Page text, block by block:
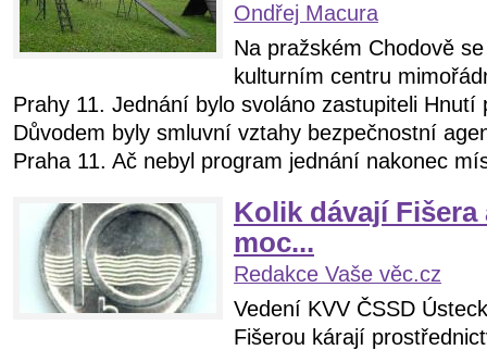
Ondřej Macura
Na pražském Chodově
kulturním centru
Prahy 11. Jednání bylo svoláno zastupiteli Hnutí
Důvodem byly smluvní vztahy bezpečnostní
Praha 11. Ač nebyl program jednání nakonec
Kolik dávají Fišera
moc...
Redakce Vaše věc.cz
Vedení KVV ČSSD
Fišerou kárají